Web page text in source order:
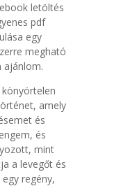
letöltés
pdf
egy
megható
ajánlom.
amely
és
és
mint
a levegőt és
regény,